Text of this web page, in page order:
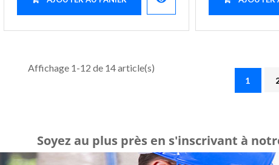
Affichage 1-12 de 14 article(s)
1
Soyez au plus près en s'inscrivant à